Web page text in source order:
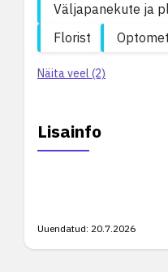
Väljapanekute ja
Florist
Näita veel (2)
Lisainfo
Uuendatud: 20.7.2026